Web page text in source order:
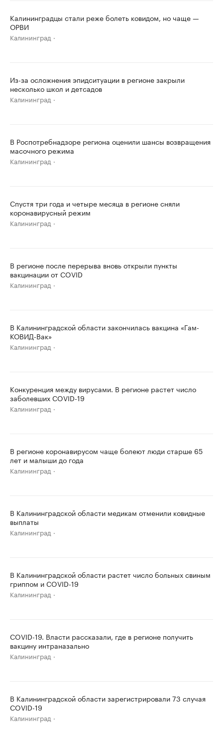
Калининградцы стали реже болеть ковидом, но чаще —
ОРВИ
Калининград
Из-за осложнения эпидситуации в регионе закрыли
несколько школ и детсадов
Калининград
В Роспотребнадзоре региона оценили шансы возвращения
масочного режима
Калининград
Спустя три года и четыре месяца в регионе сняли
коронавирусный режим
Калининград
В регионе после перерыва вновь открыли пункты
вакцинации от COVID
Калининград
В Калининградской области закончилась вакцина «Гам-
КОВИД-Вак»
Калининград
Конкуренция между вирусами. В регионе растет число
заболевших COVID-19
Калининград
В регионе коронавирусом чаще болеют люди старше 65
лет и малыши до года
Калининград
В Калининградской области медикам отменили ковидные
выплаты
Калининград
В Калининградской области растет число больных свиным
гриппом и COVID-19
Калининград
COVID-19. Власти рассказали, где в регионе получить
вакцину интраназально
Калининград
В Калининградской области зарегистрировали 73 случая
COVID-19
Калининград